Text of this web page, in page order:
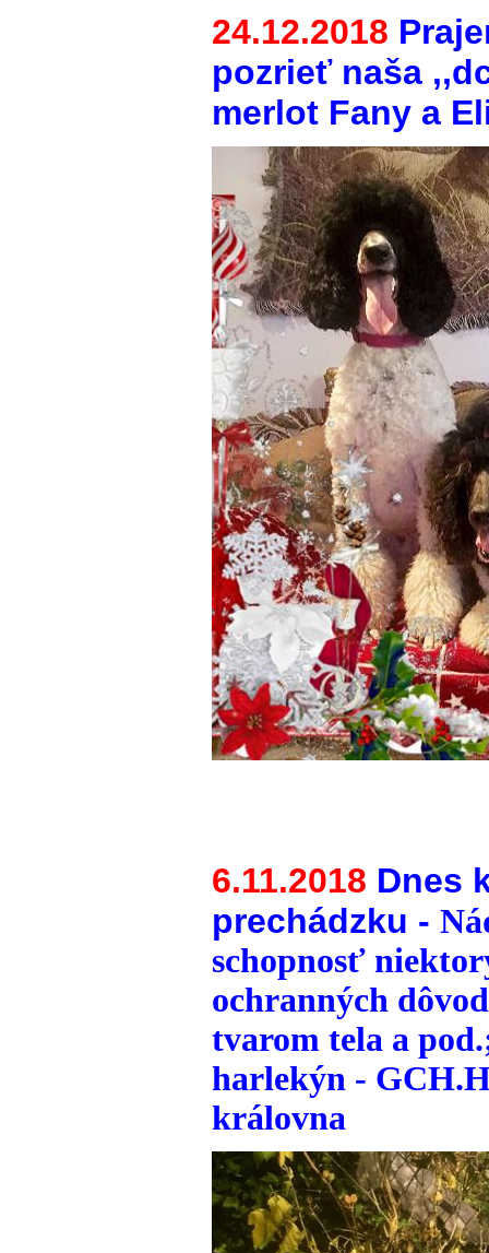
24.12.2018
pozrieť naša
merlot Fany a
6.11.2018 Dnes
prechádzku -
schopnosť
ochranných
tvarom tela a
harlekýn -
královna